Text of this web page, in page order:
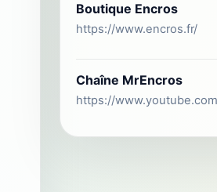
Boutique Encros
https://www.encros.fr/
Chaîne MrEncros
https://